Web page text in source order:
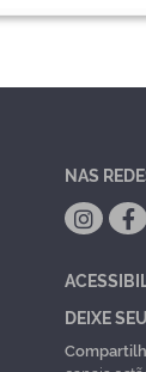
NAS
DEIXE